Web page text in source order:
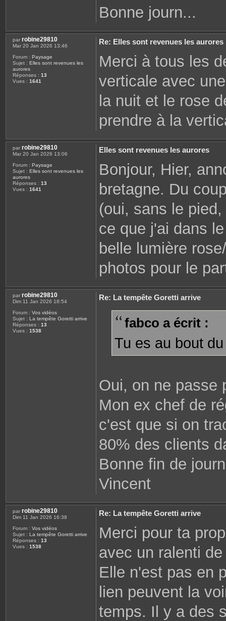
Bonne journ...
par robine29810
Mar 20 Jan 2026 13:46
Forum : Paysage
Sujet : Elles sont revenues les
aurores
Réponses : 13
Vues : 1641
Re: Elles sont revenues les aurores
Merci à tous les
verticale avec
la nuit et le rose
prendre à la
par robine29810
Mar 20 Jan 2026 13:06
Forum : Paysage
Sujet : Elles sont revenues les
aurores
Réponses : 13
Vues : 1641
Elles sont revenues les aurores
Bonjour, Hier,
bretagne. Du
(oui, sans le
ce que j'ai dans
belle lumière
photos pour le
par robine29810
Dim 11 Jan 2026 18:54
Forum : Vos vidéos
Sujet : La tempête Goretti arrive
Réponses : 13
Vues : 1538
Re: La tempête Goretti arrive
fabco a écrit :
Tu es au bout
Oui, on ne passe
Mon ex chef de
c'est que si on
80% des clients
Bonne fin de
Vincent
par robine29810
Dim 11 Jan 2026 16:38
Forum : Vos vidéos
Sujet : La tempête Goretti arrive
Réponses : 13
Vues : 1538
Re: La tempête Goretti arrive
Merci pour ta
avec un ralenti
Elle n'est pas en
lien peuvent la
temps. Il y a des